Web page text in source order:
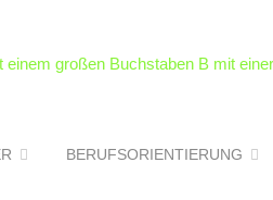
BERUFSORIENTIERUNG